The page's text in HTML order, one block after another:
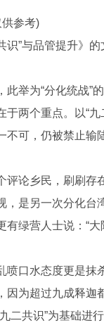
参考)
”与品管提升》
举为“分化统战”
两个重点。以“
可，仍被禁止输
论乡民，刷刷存
是另一次分化台湾
绿营人士说：“
口水态度更是抹
为超过九成释迦
二共识”为基础进